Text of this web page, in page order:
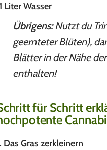
Liter Wasser
Übrigens:Nutzt du
geernteter Blüten),
Blätter in der Nähe
enthalten!
für Schritt
Das Gras zerkleinern